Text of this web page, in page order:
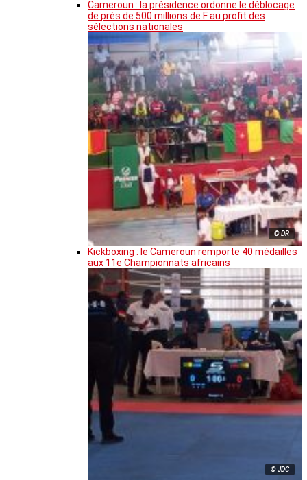
Cameroun : la présidence ordonne le déblocage
de près de 500 millions de F au profit des
sélections nationales
© DR
Kickboxing : le Cameroun remporte 40 médailles
aux 11e Championnats africains
© JDC